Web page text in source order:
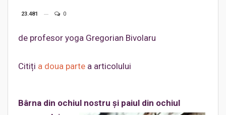
23.481 0
de profesor yoga Gregorian Bivolaru
Citiți a doua parte a articolului
Bârna din ochiul nostru şi paiul din ochiul